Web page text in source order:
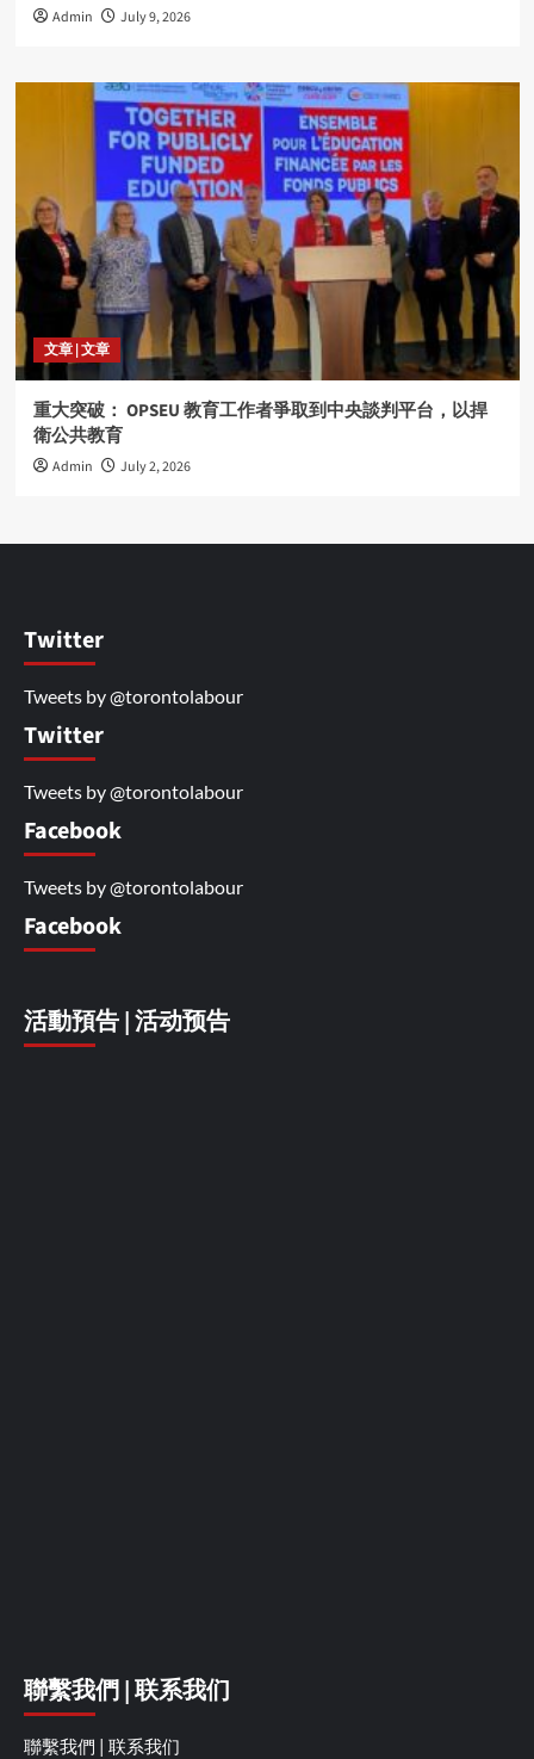
Admin July 9, 2026
文章 | 文章
重大突破： OPSEU 教育工作者爭取到中央談判平台，以捍
衛公共教育
Admin July 2, 2026
Twitter
Tweets by @torontolabour
Twitter
Tweets by @torontolabour
Facebook
Tweets by @torontolabour
Facebook
活動預告 | 活动预告
聯繫我們 | 联系我们
聯繫我們 | 联系我们